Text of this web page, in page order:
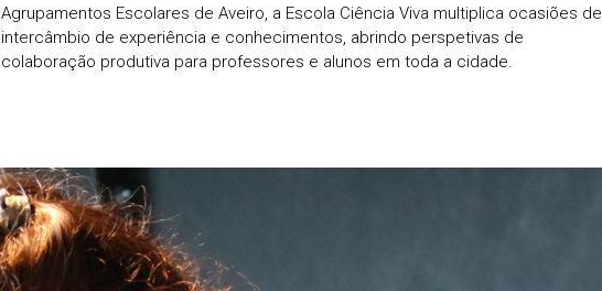
Agrupamentos Escolares de Aveiro, a Escola Ciência Viva multiplica ocasiões de
intercâmbio de experiência e conhecimentos, abrindo perspetivas de
colaboração produtiva para professores e alunos em toda a cidade.